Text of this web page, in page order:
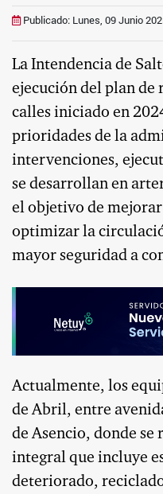
Publicado: Lunes, 09 Junio
La Intendencia de
ejecución del plan de
calles iniciado en
prioridades de la
intervenciones,
se desarrollan en
el objetivo de
optimizar la
mayor seguridad a
Actualmente, los
de Abril, entre
de Asencio, donde
integral que incluye
deteriorado,